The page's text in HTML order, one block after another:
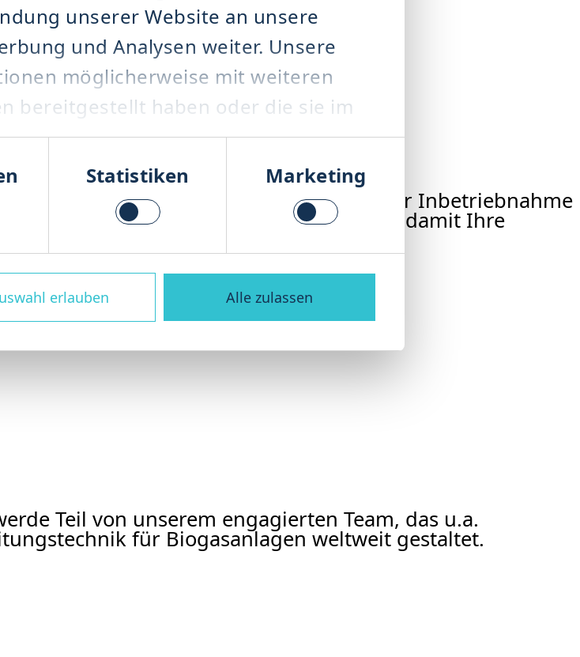
unserer Website an unsere
und Analysen weiter. Unsere
möglicherweise mit weiteren
bereitgestellt haben oder die sie im
gesammelt haben.
Statistiken Marketing
erlauben Alle zulassen
Lebenszyklus Ihrer Anlage – von der Inbetriebnahme
und Prozessoptimierung, damit Ihre
läuft.
Teil von unserem engagierten Team, das u.a.
für Biogasanlagen weltweit gestaltet.